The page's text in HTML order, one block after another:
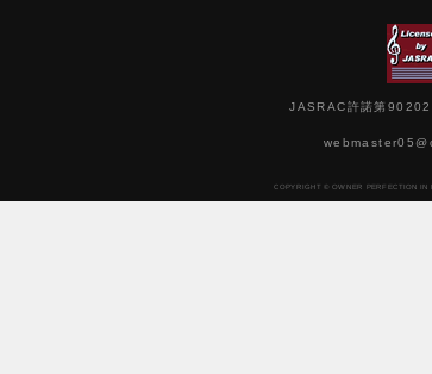
JASRAC許諾第
COPYRIGHT © OWNER PERFECTION IN